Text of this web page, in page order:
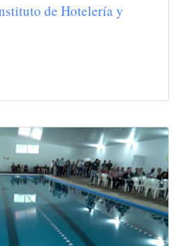
de Hotelería y